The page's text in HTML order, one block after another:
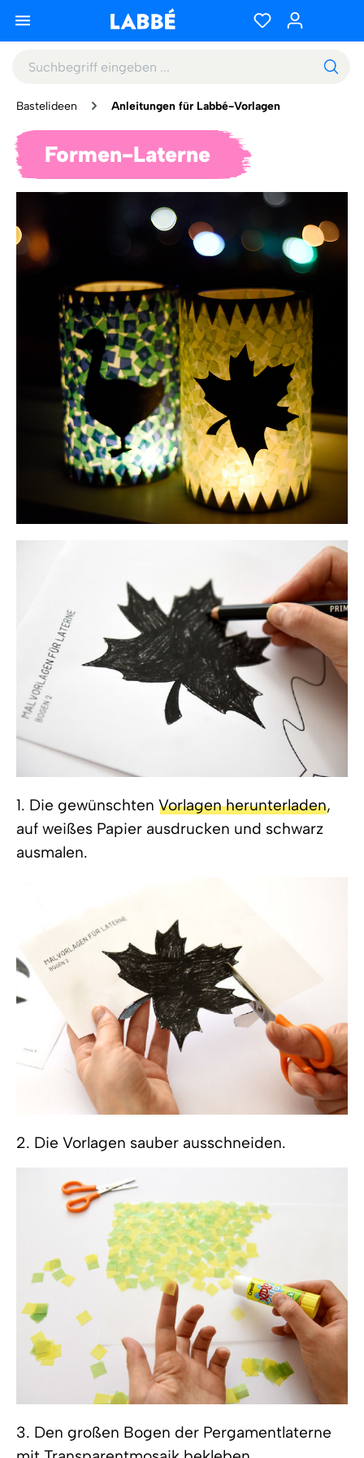
Bastelideen Anleitungen für Labbé-Vorlagen
Formen-Laterne
1. Die gewünschten Vorlagen herunterladen,
auf weißes Papier ausdrucken und schwarz
ausmalen.
2. Die Vorlagen sauber ausschneiden.
3. Den großen Bogen der Pergamentlaterne